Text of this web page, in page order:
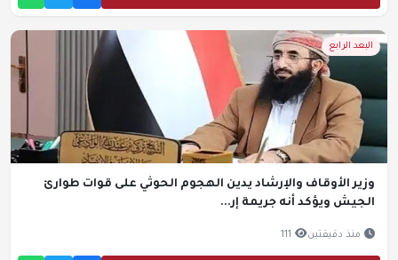
البعد الرابع
وزير الأوقاف والإرشاد يدين الهجوم الحوثي على قوات طوارئ
الجيش ويؤكد أنه جريمة إر...
منذ دقيقتين 111